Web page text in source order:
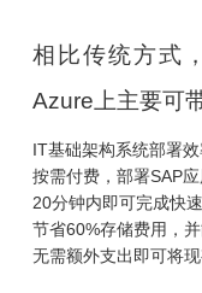
相比传统方式
Azure上主要可
IT基础架构系统部署
按需付费，部署SAP
20分钟内即可完成快速
节省60%存储费用，
无需额外支出即可将